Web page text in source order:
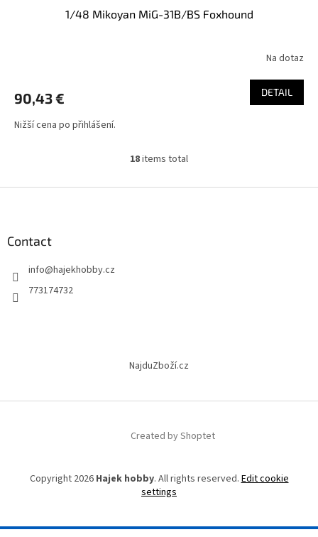
1/48 Mikoyan MiG-31B/BS Foxhound
Na dotaz
90,43 € DETAIL
Nižší cena po přihlášení.
L
s
18items total
Contact
info@hajekhobby.cz
773174732
NajduZboží.cz
Created by Shoptet
Copyright 2026 Hajek hobby. All rights reserved. Edit cookie
settings